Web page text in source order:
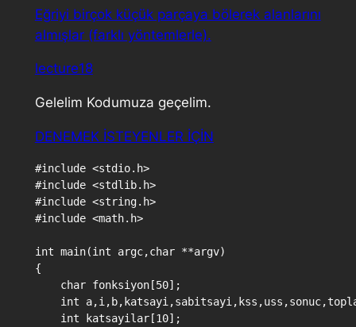
Eğriyi birçok küçük parçaya bölerek alanlarını
almışlar (farklı yöntemlerle).
lecture18
Gelelim Kodumuza geçelim.
DENEMEK İSTEYENLER İÇİN
#include <stdio.h>
#include <stdlib.h>
#include <string.h>
#include <math.h>
int main(int argc,char **argv)
{
    char fonksiyon[50];
int
    int katsayilar[10];